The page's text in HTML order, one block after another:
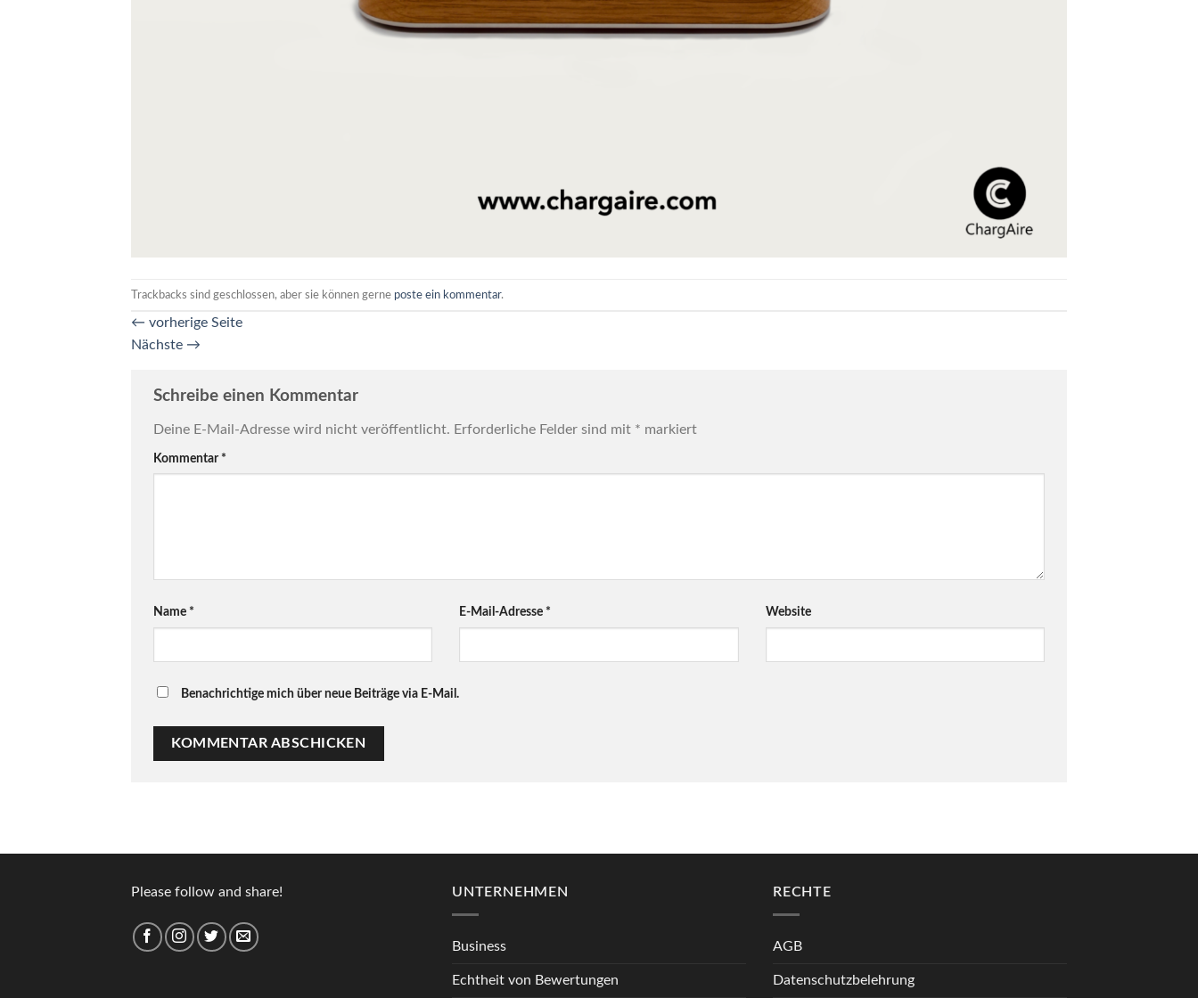
Trackbacks sind geschlossen, aber sie können gerne poste ein kommentar.
← vorherige Seite
Nächste →
Schreibe einen Kommentar
Deine E-Mail-Adresse wird nicht veröffentlicht. Erforderliche Felder sind mit * markiert
Kommentar *
Name * E-Mail-Adresse * Website
Benachrichtige mich über neue Beiträge via E-Mail.
Please follow and share! UNTERNEHMEN
Business
Echtheit von Bewertungen
RECHTE
AGB
Datenschutzbelehrung